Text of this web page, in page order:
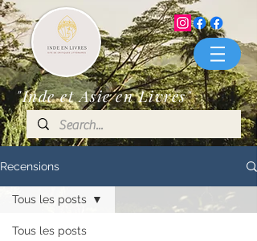
"Inde et Asie en Livres"
Recensions
Tous les posts
Tous les posts